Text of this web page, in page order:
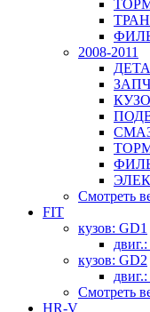
2008-2011
Смотреть
FIT
кузов: GD1
кузов: GD2
Смотреть
HR-V